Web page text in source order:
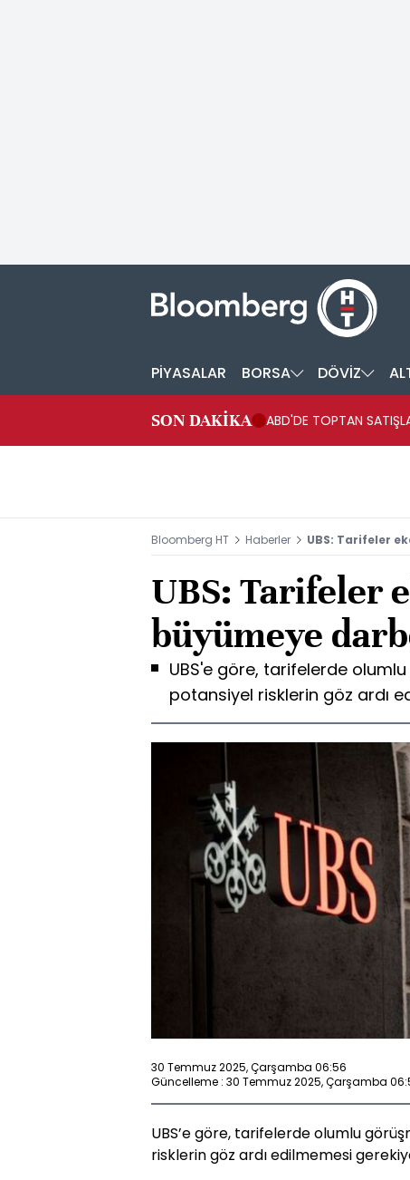
PİYASALAR BORSA DÖVİZ
SON DAKİKA ABD'DE TOPTAN
Bloomberg HT Haberler UBS: Tarifeler
UBS: Tarifeler
büyümeye
UBS'e göre, tarifelerde
potansiyel risklerin göz ardı
30 Temmuz 2025, Çarşamba 06:56
Güncelleme : 30 Temmuz 2025, Çarşamba
UBS’e göre, tarifelerde olumlu
risklerin göz ardı edilmemesi